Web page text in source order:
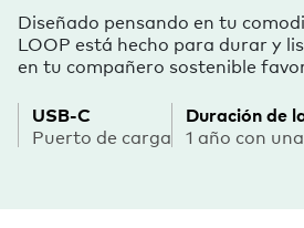
Diseñado pensando en tu
LOOP está hecho para durar y
en tu compañero sostenible
USB-C
Puerto de carga
Duración de
1 año con